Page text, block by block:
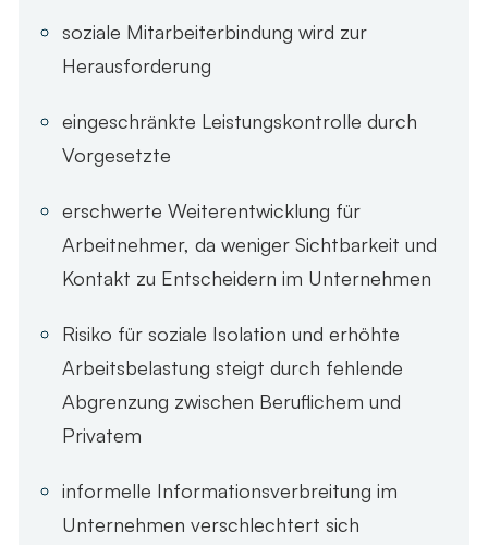
soziale Mitarbeiterbindung wird zur
Herausforderung
eingeschränkte Leistungskontrolle durch
Vorgesetzte
erschwerte Weiterentwicklung für
Arbeitnehmer, da weniger Sichtbarkeit und
Kontakt zu Entscheidern im Unternehmen
Risiko für soziale Isolation und erhöhte
Arbeitsbelastung steigt durch fehlende
Abgrenzung zwischen Beruflichem und
Privatem
informelle Informationsverbreitung im
Unternehmen verschlechtert sich